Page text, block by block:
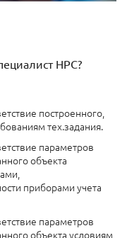
НРС?
построенного,
тех.задания.
параметров
объекта
приборами учета
параметров
объекта условиям